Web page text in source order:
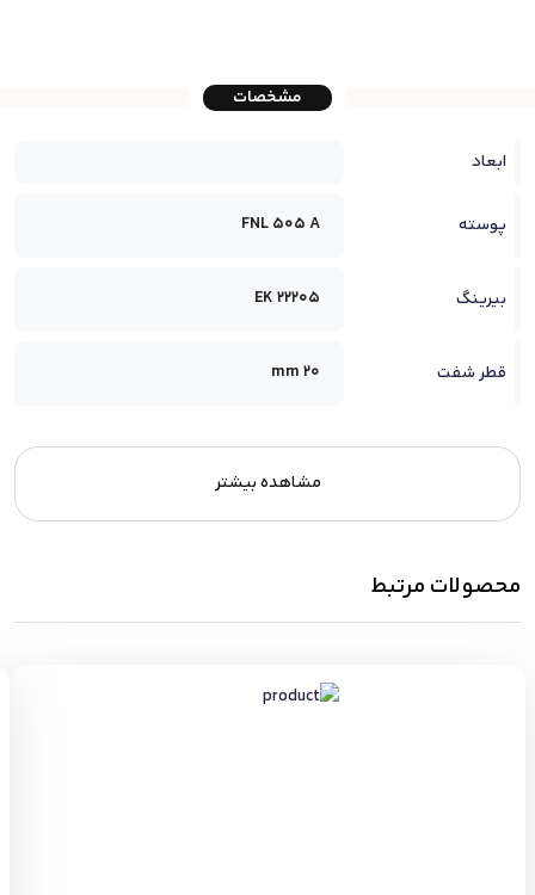
مشخصات
ابعاد
پوسته FNL 505 A
بیرینگ 22205 EK
قطر شفت 20 mm
مشاهده بیشتر
محصولات مرتبط